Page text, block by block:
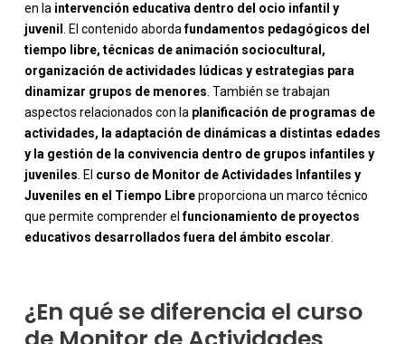
en la intervención educativa dentro del ocio infantil y
juvenil
. El contenido abordafundamentos pedagógicos del
tiempo libre, técnicas de animación sociocultural,
organización de actividades lúdicas y estrategias para
dinamizar grupos de menores . También se trabajan
aspectos relacionados con la planificación de programas de
actividades, la adaptación de dinámicas a distintas edades
y la gestión de la convivencia dentro de grupos infantiles y
juveniles . El curso de Monitor de Actividades Infantiles y
Juveniles en el Tiempo Libreproporciona un marco técnico
que permite comprender elfuncionamiento de proyectos
educativos desarrollados fuera del ámbito escolar
-
¿En qué se diferencia el curso